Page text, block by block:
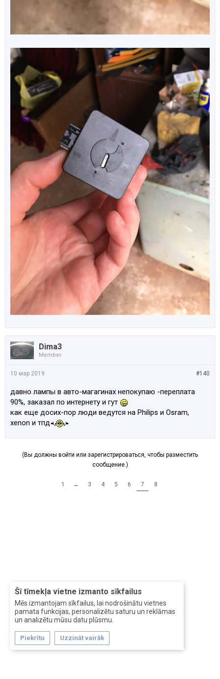
Šī tīmekļa vietne izmanto sīkfailus
Mēs izmantojam sīkfailus, lai nodrošinātu vietnes
pamata funkcijas, personalizētu saturu un reklāmas
un analizētu mūsu datu plūsmu.
Piekrītu Uzzināt vairāk
Dima3
Member
#140
10 мар 2019
давно лампы в авто-магагинах непокупаю -переплата
90%, заказал по интернету и гут
как еще досих-пор люди ведутся на Philips и Osram,
xenon и тпд
(Вы должны войти или зарегистрироваться, чтобы разместить
сообщение.)
1 ← 3 4 5 6 7 8